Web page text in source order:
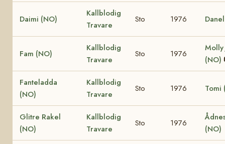
Daimi (NO)
Kallblodig
Travare
Sto 1976
Fam (NO)
Kallblodig
Travare
Sto 1976
Molly
(NO)
Fanteladda
(NO)
Kallblodig
Travare
Sto 1976 Tomi
Glitre Rakel
(NO)
Kallblodig
Travare
Sto 1976
(NO)